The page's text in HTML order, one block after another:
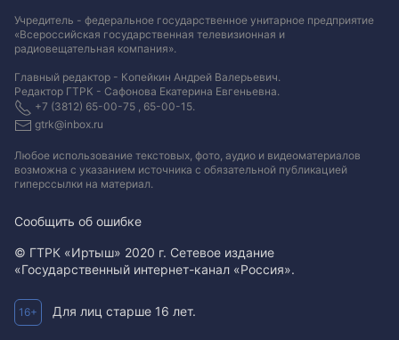
Учредитель - федеральное государственное унитарное предприятие
«Всероссийская государственная телевизионная и
радиовещательная компания».
Главный редактор - Копейкин Андрей Валерьевич.
Редактор ГТРК - Сафонова Екатерина Евгеньевна.
+7 (3812) 65-00-75 , 65-00-15.
gtrk@inbox.ru
Любое использование текстовых, фото, аудио и видеоматериалов
возможна с указанием источника с обязательной публикацией
гиперссылки на материал.
Сообщить об ошибке
© ГТРК «Иртыш» 2020 г. Сетевое издание
«Государственный интернет-канал «Россия».
16+ Для лиц старше 16 лет.